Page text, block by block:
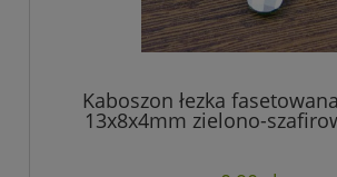
Kaboszon łezka
13x8x4mm zielono-